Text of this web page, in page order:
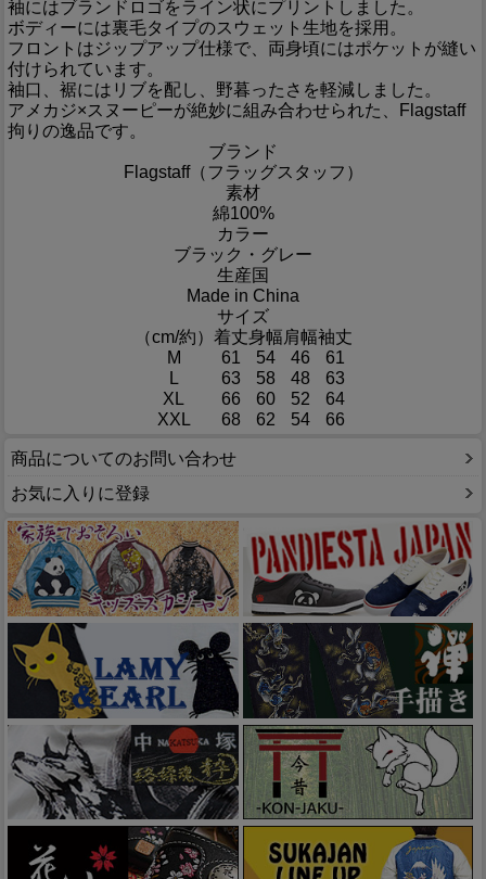
袖にはブランドロゴをライン状にプリントしました。
ボディーには裏毛タイプのスウェット生地を採用。
フロントはジップアップ仕様で、両身頃にはポケットが縫い
付けられています。
袖口、裾にはリブを配し、野暮ったさを軽減しました。
アメカジ×スヌーピーが絶妙に組み合わせられた、Flagstaff
拘りの逸品です。
ブランド
Flagstaff（フラッグスタッフ）
素材
綿100%
カラー
ブラック・グレー
生産国
Made in China
サイズ
（cm/約） 着丈身幅肩幅袖丈
M
61 54 46
61
L
63 58 48
63
XL
66 60 52
64
XXL
68 62 54 66
商品についてのお問い合わせ
お気に入りに登録